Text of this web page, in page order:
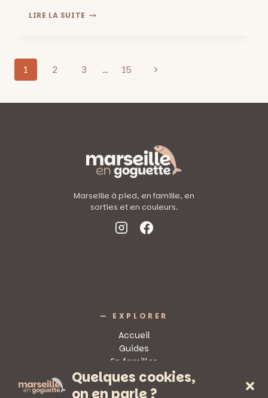
Quelques cookies,
on en parle ?
LIRE LA SUITE LA
SES
ET
4
DÉCEMBRE
Navigation
de
page
1 2 3 … 15
Page
Marseille à pied, en famille, en
sorties et en couleurs.
— EXPLORER
Accueil
Guides
En familles
Sorties